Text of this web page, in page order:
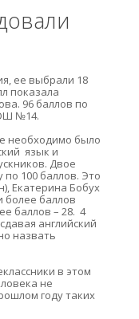
ее выбрали 18
показала
96 баллов по
№14.
необходимо было
язык и
Двое
100 баллов. Это
Екатерина Бобух
более баллов
баллов – 28. 4
английский
назвать
в этом
не
году таких